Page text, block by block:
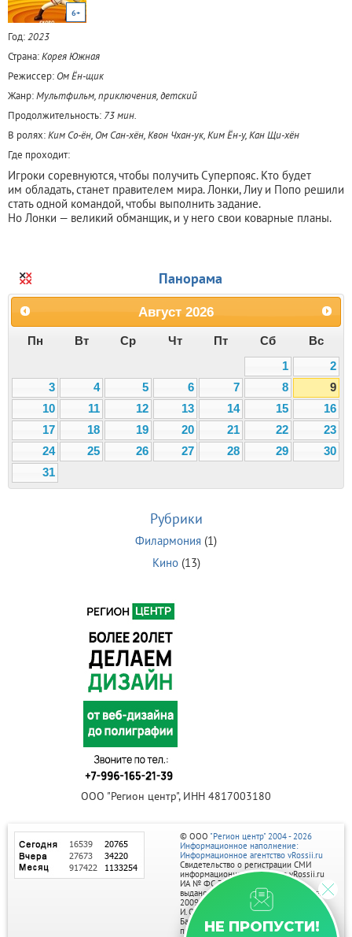
6+
Год:2023
Страна:Корея Южная
Режиссер: Ом Ён-щик
Жанр:Мультфильм, приключения, детский
Продолжительность: 73 мин.
В ролях:Ким Со-ён, Ом Сан-хён, Квон Чхан-ук, Ким Ён-у, Кан Щи-хён
Где проходит:
Игроки соревнуются, чтобы получить Суперпояс. Кто будет
им обладать, станет правителем мира. Лонки, Лиу и Попо решили
стать одной командой, чтобы выполнить задание.
Но Лонки — великий обманщик, и у него свои коварные планы.
Панорама
Август 2026
Пн Вт Ср Чт Пт Сб
Вс
1
2
3
4 5 6 7 8
9
10
11 12 13 14 15
16
17
18 19 20 21 22
23
24
25 26 27 28 29
30
31
Рубрики
Филармония (1)
Кино(13)
ООО "Регион центр", ИНН 4817003180
НЕ ПРОПУСТИ!
© ООО "Регион центр" 2004 - 2026
Информационное наполнение:
Информационное агентство vRossii.ru
Свидетельство о регистрации СМИ
информационного агентства vRossii.ru
ИА № ФС 77‑35502
выдано РОСКОМНАДЗОРом 04 марта
2009г.
И. О. Главного редактора Нарыков А. Н.
Баннеры на портале размещаются на
правах рекламы.